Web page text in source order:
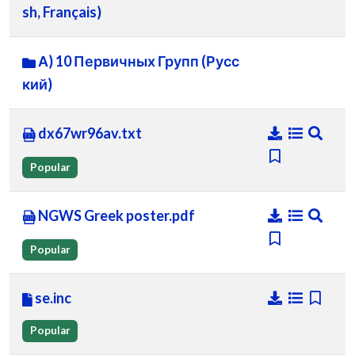
sh, Français)
А) 10 Первичных Групп (Русс
кий)
dx67wr96av.txt
Popular
NGWS Greek poster.pdf
Popular
se.inc
Popular